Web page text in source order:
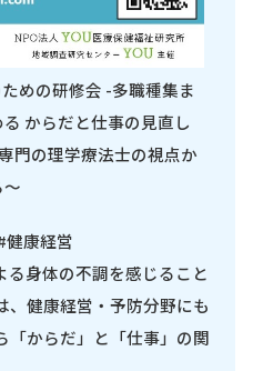
めの研修会 -多職種集ま
からだと仕事の見直し
門の理学療法士の視点か
～
健康経営
身体の不調を感じること
、健康経営・予防分野にも
「からだ」と「仕事」の関